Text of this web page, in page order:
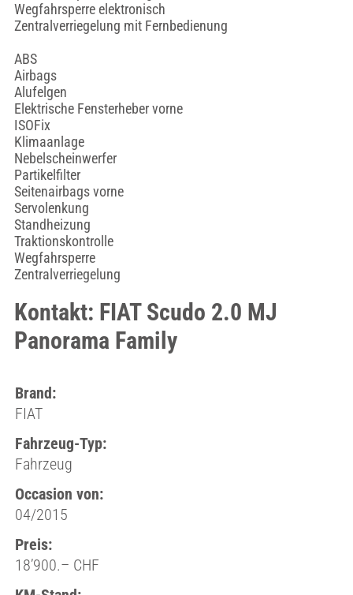
Wegfahrsperre elektronisch
Zentralverriegelung mit Fernbedienung
ABS
Airbags
Alufelgen
Elektrische Fensterheber vorne
ISOFix
Klimaanlage
Nebelscheinwerfer
Partikelfilter
Seitenairbags vorne
Servolenkung
Standheizung
Traktionskontrolle
Wegfahrsperre
Zentralverriegelung
Kontakt: FIAT Scudo 2.0 MJ
Panorama Family
Brand:
FIAT
Fahrzeug-Typ:
Fahrzeug
Occasion von:
04/2015
Preis:
18’900.– CHF